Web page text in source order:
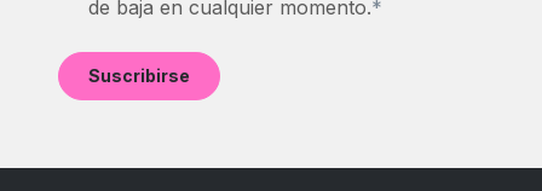
de baja en cualquier momento.*